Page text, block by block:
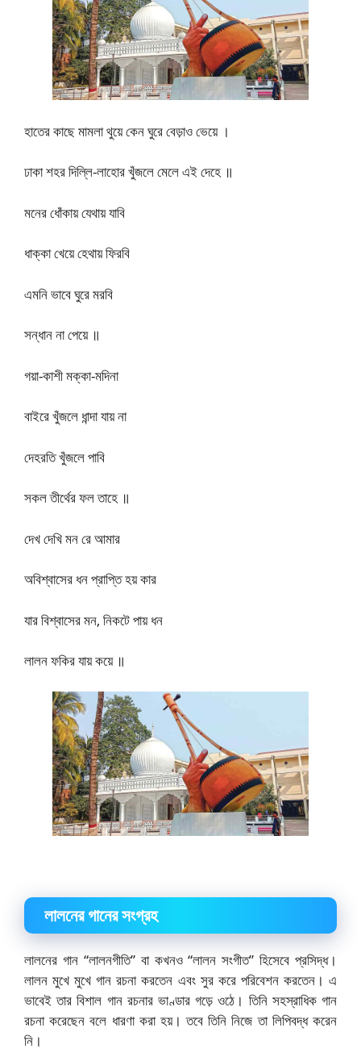
হাতের কাছে মামলা থুয়ে কেন ঘুরে বেড়াও ভেয়ে ।
ঢাকা শহর দিল্লি-লাহোর খুঁজলে মেলে এই দেহে ॥
মনের ধোঁকায় যেথায় যাবি
ধাক্কা খেয়ে হেথায় ফিরবি
এমনি ভাবে ঘুরে মরবি
সন্ধান না পেয়ে ॥
গয়া-কাশী মক্কা-মদিনা
বাইরে খুঁজলে ধান্দা যায় না
দেহরতি খুঁজলে পাবি
সকল তীর্থের ফল তাহে ॥
দেখ দেখি মন রে আমার
অবিশ্বাসের ধন প্রাপ্তি হয় কার
যার বিশ্বাসের মন, নিকটে পায় ধন
লালন ফকির যায় কয়ে ॥
লালনের গানের সংগ্রহ
লালনের গান “লালনগীতি” বা কখনও “লালন সংগীত” হিসেবে প্রসিদ্ধ।
লালন মুখে মুখে গান রচনা করতেন এবং সুর করে পরিবেশন করতেন। এ
ভাবেই তার বিশাল গান রচনার ভাণ্ডার গড়ে ওঠে। তিনি সহস্রাধিক গান
রচনা করেছেন বলে ধারণা করা হয়।তবে তিনি নিজে তা লিপিবদ্ধ করেন
নি।